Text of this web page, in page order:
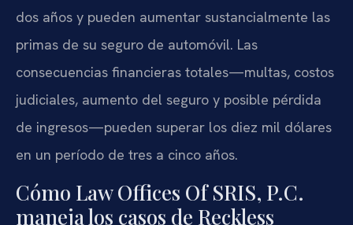
dos años y pueden aumentar sustancialmente las
primas de su seguro de automóvil. Las
consecuencias financieras totales—multas, costos
judiciales, aumento del seguro y posible pérdida
de ingresos—pueden superar los diez mil dólares
en un período de tres a cinco años.
Cómo Law Offices Of SRIS, P.C.
maneja los casos de Reckless